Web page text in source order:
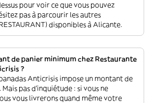
pour voir ce que vous pouvez
pas à parcourir les autres
disponibles à Alicante.
de panier minimum chez Restaurante
?
Anticrisis impose un montant de
pas d'inquiétude : si vous ne
vous livrerons quand même votre